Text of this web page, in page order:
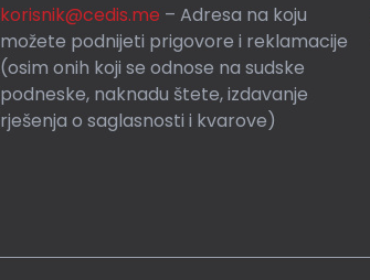
korisnik@cedis.me – Adresa na koju
možete podnijeti prigovore i reklamacije
(osim onih koji se odnose na sudske
podneske, naknadu štete, izdavanje
rješenja o saglasnosti i kvarove)